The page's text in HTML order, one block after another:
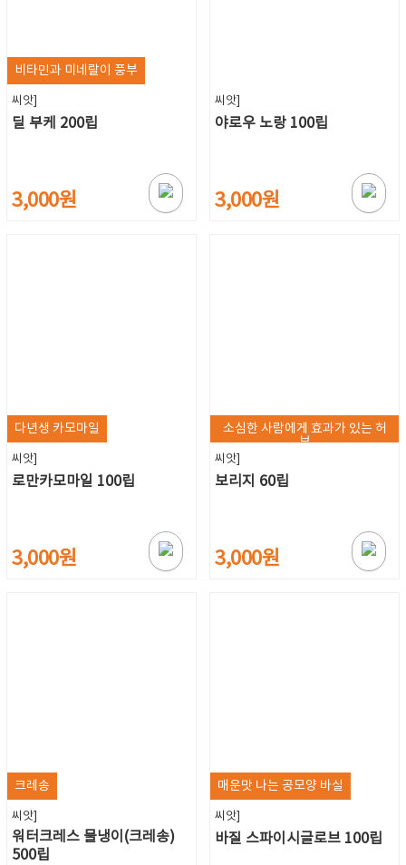
비타민과 미네랄이 풍부
씨앗]
딜 부케 200립
3,000원
씨앗]
야로우 노랑 100립
3,000원
다년생 카모마일
씨앗]
로만카모마일 100립
3,000원
소심한 사람에게 효과가 있는 허
브
씨앗]
보리지 60립
3,000원
크레송
씨앗]
워터크레스 물냉이(크레송)
500립
매운맛 나는 공모양 바실
씨앗]
바질 스파이시글로브 100립